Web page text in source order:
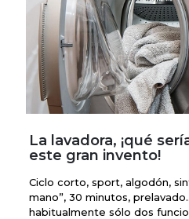
La lavadora, ¡qué
este gran invento!
Ciclo corto, sport, algodón,
mano”, 30 minutos,
habitualmente sólo dos